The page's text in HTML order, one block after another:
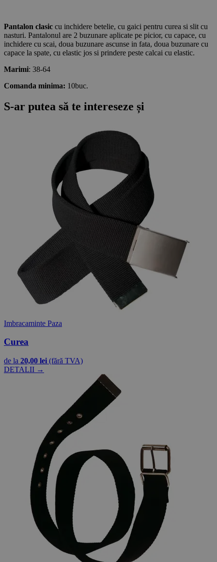
Pantalon clasic cu inchidere betelie, cu gaici pentru curea si slit cu
nasturi. Pantalonul are 2 buzunare aplicate pe picior, cu capace, cu
inchidere cu scai, doua buzunare ascunse in fata, doua buzunare cu
capace la spate, cu elastic jos si prindere peste calcai cu elastic.
Marimi: 38-64
Comanda minima: 10buc.
S-ar putea să te intereseze și
Imbracaminte Paza
Curea
de la 20,00 lei (fără TVA)
DETALII →